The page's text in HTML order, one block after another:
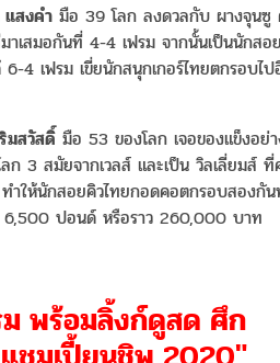
สงคำ มือ 39 โลก ลงดวลกับ ผางจุนซู
าเสมอกันที่ 4-4 เฟรม จากนั้นเป็นนักสอ
6-4 เฟรม เขี่ยนักสนุกเกอร์ไทยตกรอบไ
มสวัสดิ์ มือ 53 ของโลก เจอของแข็งอย่
ก 3 สมัยจากเวลส์ และเป็น วิลเลี่ยมส์ ที่
ำให้นักสอยคิวไทยกอดคอตกรอบสองกั
6,500 ปอนด์ หรือราว 260,000 บาท
ม พร้อมลิ้งก์ดูสด ศึก